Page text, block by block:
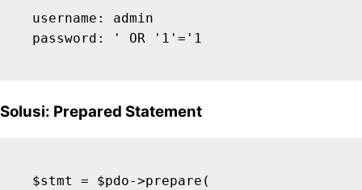
username: admin
Solusi: Prepared Statement
$stmt = $pdo->prepare(